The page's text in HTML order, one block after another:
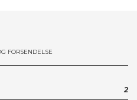
FORSENDELSE
2